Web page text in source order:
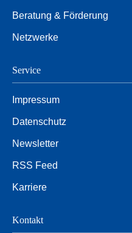
Beratung & Förderung
Netzwerke
Service
Impressum
Datenschutz
Newsletter
RSS Feed
Karriere
Kontakt